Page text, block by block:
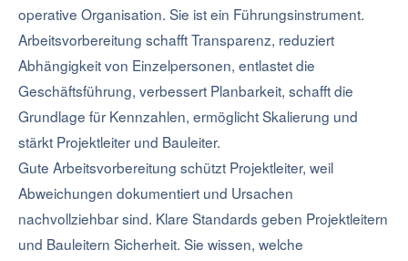
operative Organisation. Sie ist ein Führungsinstrument.
Arbeitsvorbereitung schafft Transparenz, reduziert
Abhängigkeit von Einzelpersonen, entlastet die
Geschäftsführung, verbessert Planbarkeit, schafft die
Grundlage für Kennzahlen, ermöglicht Skalierung und
stärkt Projektleiter und Bauleiter.
Gute Arbeitsvorbereitung schützt Projektleiter, weil
Abweichungen dokumentiert und Ursachen
nachvollziehbar sind. Klare Standards geben Projektleitern
und Bauleitern Sicherheit. Sie wissen, welche